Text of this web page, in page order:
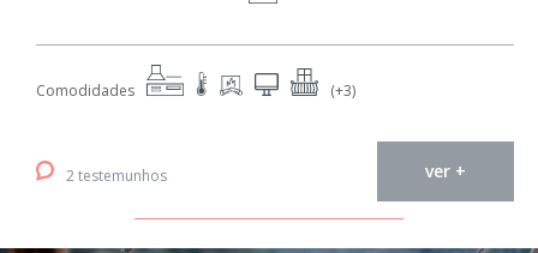
Comodidades (+3)
2 testemunhos ver +